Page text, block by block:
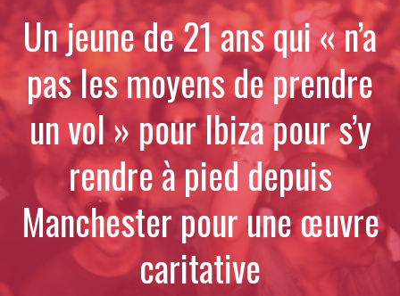
Un jeune de 21 ans qui « n’a
pas les moyens de prendre
un vol » pour Ibiza pour s’y
rendre à pied depuis
Manchester pour une œuvre
caritative